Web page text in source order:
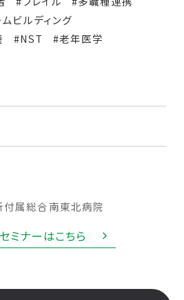
ビルディング
#NST
#老年医学
付属総合南東北病院
ミナーはこちら